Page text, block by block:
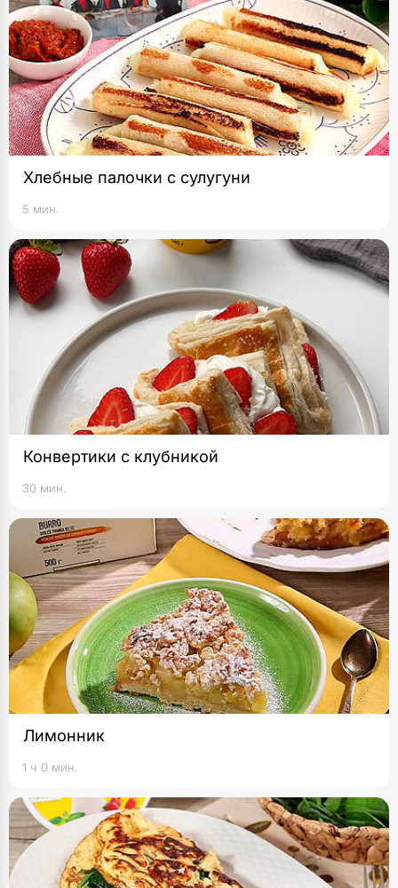
Хлебные палочки с сулугуни
5 мин.
Конвертики с клубникой
30 мин.
Лимонник
1 ч 0 мин.